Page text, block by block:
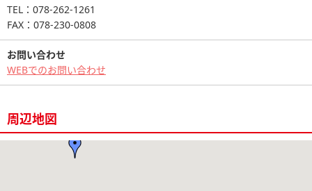
TEL：078-262-1261
FAX：078-230-0808
お問い合わせ
WEBでのお問い合わせ
周辺地図